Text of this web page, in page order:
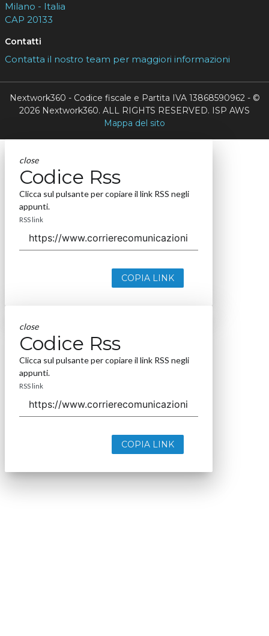
Milano - Italia
CAP 20133
Contatti
Contatta il nostro team per maggiori informazioni
Nextwork360 - Codice fiscale e Partita IVA 13868590962 - ©
2026 Nextwork360. ALL RIGHTS RESERVED. ISP AWS
Mappa del sito
close
Codice Rss
Clicca sul pulsante per copiare il link RSS negli
appunti.
RSS link
COPIA LINK
close
Codice Rss
Clicca sul pulsante per copiare il link RSS negli
appunti.
RSS link
COPIA LINK